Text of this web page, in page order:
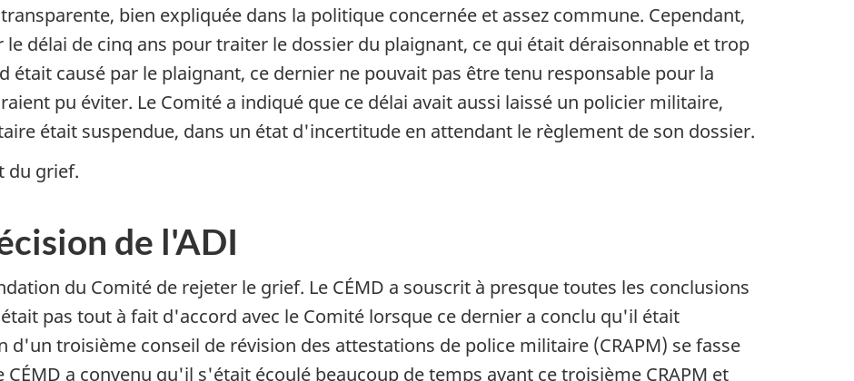
bien expliquée dans la politique concernée et assez commune. Cependant,
délai de cinq ans pour traiter le dossier du plaignant, ce qui était déraisonnable et trop
était causé par le plaignant, ce dernier ne pouvait pas être tenu responsable pour la
pu éviter. Le Comité a indiqué que ce délai avait aussi laissé un policier militaire,
était suspendue, dans un état d'incertitude en attendant le règlement de son dossier.
du grief.
de l'ADI
du Comité de rejeter le grief. Le CÉMD a souscrit à presque toutes les conclusions
pas tout à fait d'accord avec le Comité lorsque ce dernier a conclu qu'il était
d'un troisième conseil de révision des attestations de police militaire (CRAPM) se fasse
a convenu qu'il s'était écoulé beaucoup de temps avant ce troisième CRAPM et